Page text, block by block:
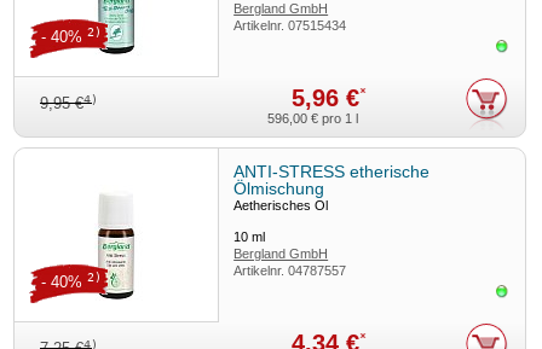
Bergland GmbH
Artikelnr.07515434
9,95 €4) 5,96 €*
- 40% 2)
596,00 € pro 1 l
ANTI-STRESS etherische
Ölmischung
Aetherisches Öl
10ml
Bergland GmbH
Artikelnr.04787557
4) 4,34 €*
- 40% 2)